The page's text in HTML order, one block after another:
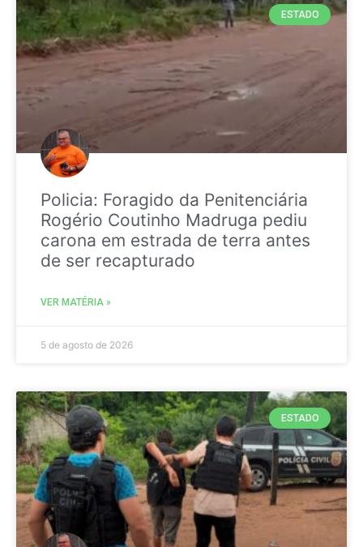
ESTADO
Policia: Foragido da Penitenciária
Rogério Coutinho Madruga pediu
carona em estrada de terra antes
de ser recapturado
VER MATÉRIA »
5 de agosto de 2026
ESTADO